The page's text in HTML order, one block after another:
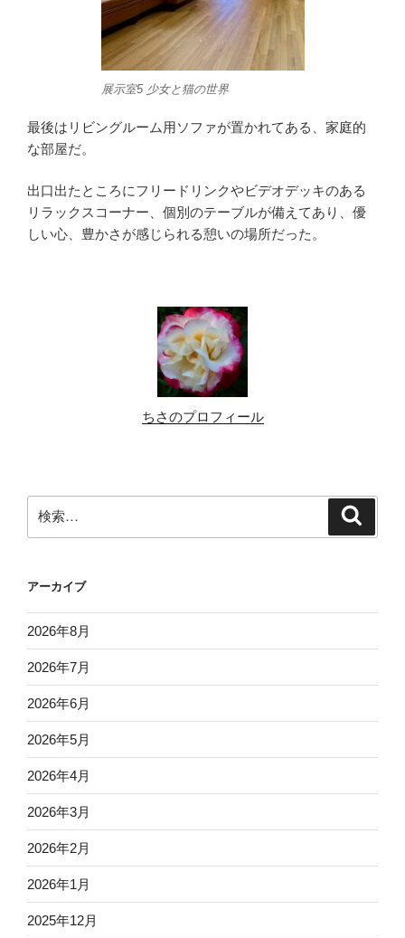
展示室5 少女と猫の世界
最後はリビングルーム用ソファが置かれてある、家庭的
な部屋だ。
出口出たところにフリードリンクやビデオデッキのある
リラックスコーナー、個別のテーブルが備えてあり、優
しい心、豊かさが感じられる憩いの場所だった。
ちさのプロフィール
索:
アーカイブ
2026年8月
2026年7月
2026年6月
2026年5月
2026年4月
2026年3月
2026年2月
2026年1月
2025年12月